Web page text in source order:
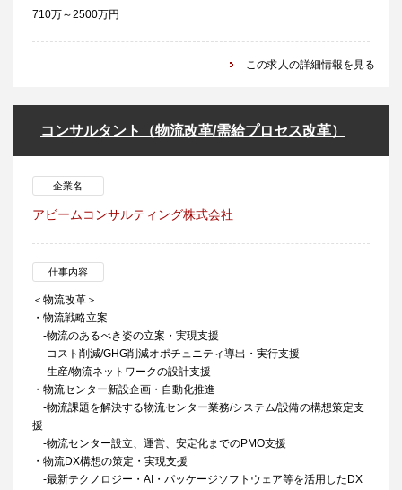
710万～2500万円
この求人の詳細情報を見る
コンサルタント（物流改革/需給プロセス改革）
企業名
アビームコンサルティング株式会社
仕事内容
＜物流改革＞
・物流戦略立案
-物流のあるべき姿の立案・実現支援
-コスト削減/GHG削減オポチュニティ導出・実行支援
-生産/物流ネットワークの設計支援
・物流センター新設企画・自動化推進
-物流課題を解決する物流センター業務/システム/設備の構想策定支
援
-物流センター設立、運営、安定化までのPMO支援
・物流DX構想の策定・実現支援
-最新テクノロジー・AI・パッケージソフトウェア等を活用したDX